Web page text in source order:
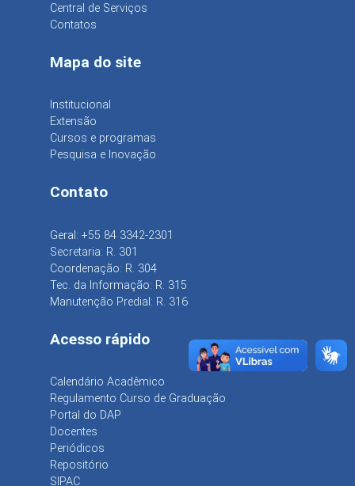
Central de Serviços
Contatos
Mapa do site
Institucional
Extensão
Cursos e programas
Pesquisa e Inovação
Contato
Geral: +55 84 3342-2301
Secretaria: R. 301
Coordenação: R. 304
Tec. da Informação: R. 315
Manutenção Predial: R. 316
Acesso rápido
Calendário Acadêmico
Regulamento Curso de Graduação
Portal do DAP
Docentes
Periódicos
Repositório
SIPAC